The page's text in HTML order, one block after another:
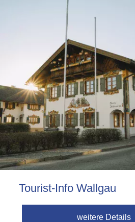
Tourist-Info Wallgau
weitere Details